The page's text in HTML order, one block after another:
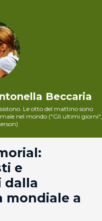
Beccaria
Le otto del mattino sono
nel mondo ("Gli ultimi giorni",
e
dalla
mondiale a